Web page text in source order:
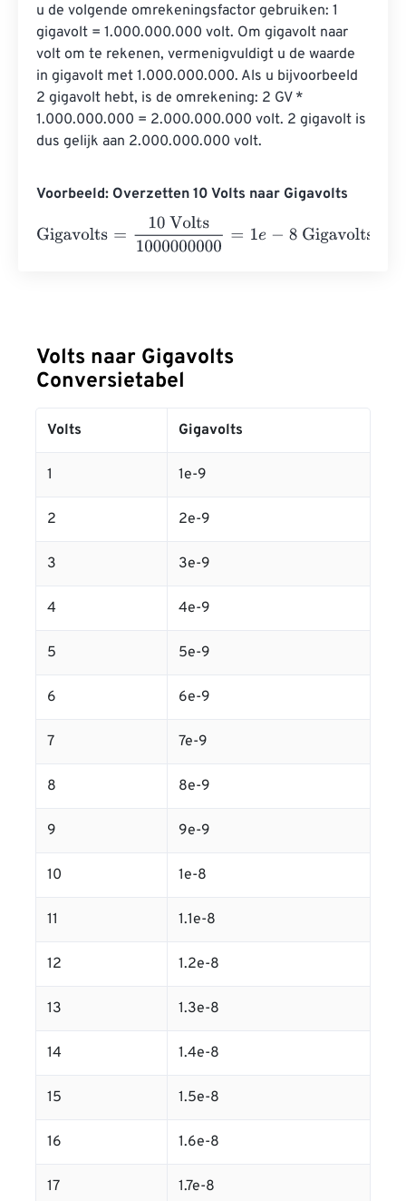
u de volgende omrekeningsfactor gebruiken: 1
gigavolt = 1.000.000.000 volt. Om gigavolt naar
volt om te rekenen, vermenigvuldigt u de waarde
in gigavolt met 1.000.000.000. Als u bijvoorbeeld
2 gigavolt hebt, is de omrekening: 2 GV *
1.000.000.000 = 2.000.000.000 volt. 2 gigavolt is
dus gelijk aan 2.000.000.000 volt.
Voorbeeld: Overzetten 10 Volts naar Gigavolts
Gigavolts= 10 Volts1000000000 1 Gigavolts
Volts naar Gigavolts
Conversietabel
Volts Gigavolts
1 1e-9
2 2e-9
3 3e-9
4 4e-9
5 5e-9
6 6e-9
7 7e-9
8 8e-9
9 9e-9
10 1e-8
11 1.1e-8
12 1.2e-8
13 1.3e-8
14 1.4e-8
15 1.5e-8
16 1.6e-8
17 1.7e-8